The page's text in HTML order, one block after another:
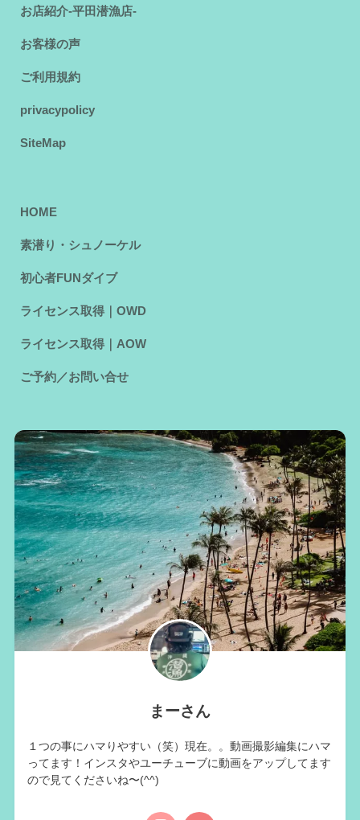
お店紹介-平田潜漁店-
お客様の声
ご利用規約
privacypolicy
SiteMap
HOME
素潜り・シュノーケル
初心者FUNダイブ
ライセンス取得｜OWD
ライセンス取得｜AOW
ご予約／お問い合せ
まーさん
１つの事にハマりやすい（笑）現在。。動画撮影編集にハマ
ってます！インスタやユーチューブに動画をアップしてます
ので見てくださいね〜(^^)